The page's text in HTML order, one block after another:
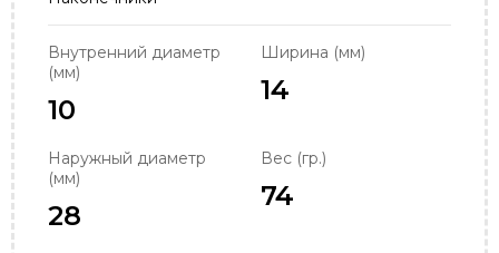
order@podshipnik-nn.ru
Внутренний диаметр
(мм)
10
Ширина (мм)
14
Наружный диаметр
(мм)
28
Вес (гр.)
74